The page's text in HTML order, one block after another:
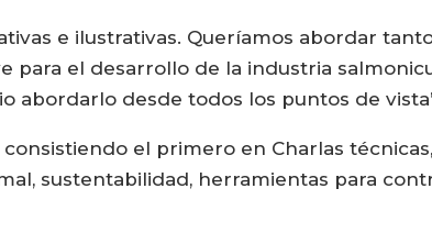
e ilustrativas. Queríamos abordar
para el desarrollo de la industria
abordarlo desde todos los puntos de
el primero en Charlas
sustentabilidad, herramientas para